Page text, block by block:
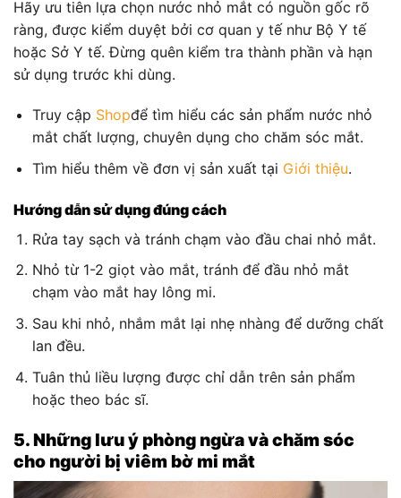
Hãy ưu tiên lựa chọn nước nhỏ mắt có nguồn gốc rõ
ràng, được kiểm duyệt bởi cơ quan y tế như Bộ Y tế
hoặc Sở Y tế. Đừng quên kiểm tra thành phần và hạn
sử dụng trước khi dùng.
Truy cập Shopđể tìm hiểu các sản phẩm nước nhỏ
mắt chất lượng, chuyên dụng cho chăm sóc mắt.
Tìm hiểu thêm về đơn vị sản xuất tại Giới thiệu.
Hướng dẫn sử dụng đúng cách
Rửa tay sạch và tránh chạm vào đầu chai nhỏ mắt.
Nhỏ từ 1-2 giọt vào mắt, tránh để đầu nhỏ mắt
chạm vào mắt hay lông mi.
Sau khi nhỏ, nhắm mắt lại nhẹ nhàng để dưỡng chất
lan đều.
Tuân thủ liều lượng được chỉ dẫn trên sản phẩm
hoặc theo bác sĩ.
5. Những lưu ý phòng ngừa và chăm sóc
cho người bị viêm bờ mi mắt